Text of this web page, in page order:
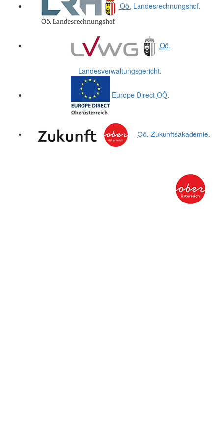
Oö. Landesrechnungshof.
Oö.
Landesverwaltungsgericht.
Europe Direct OÖ.
Oö. Zukunftsakademie.